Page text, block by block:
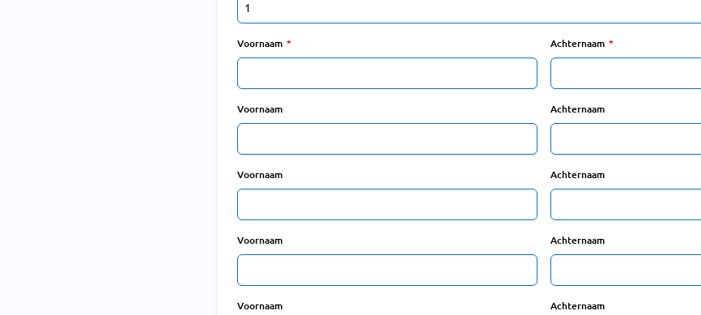
Voornaam Achternaam
Voornaam Achternaam
Voornaam Achternaam
Voornaam Achternaam
Voornaam Achternaam